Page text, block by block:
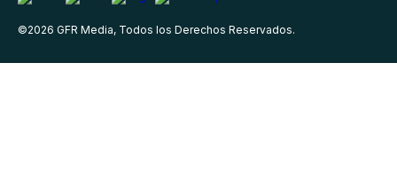
©2026 GFR Media, Todos los Derechos Reservados.